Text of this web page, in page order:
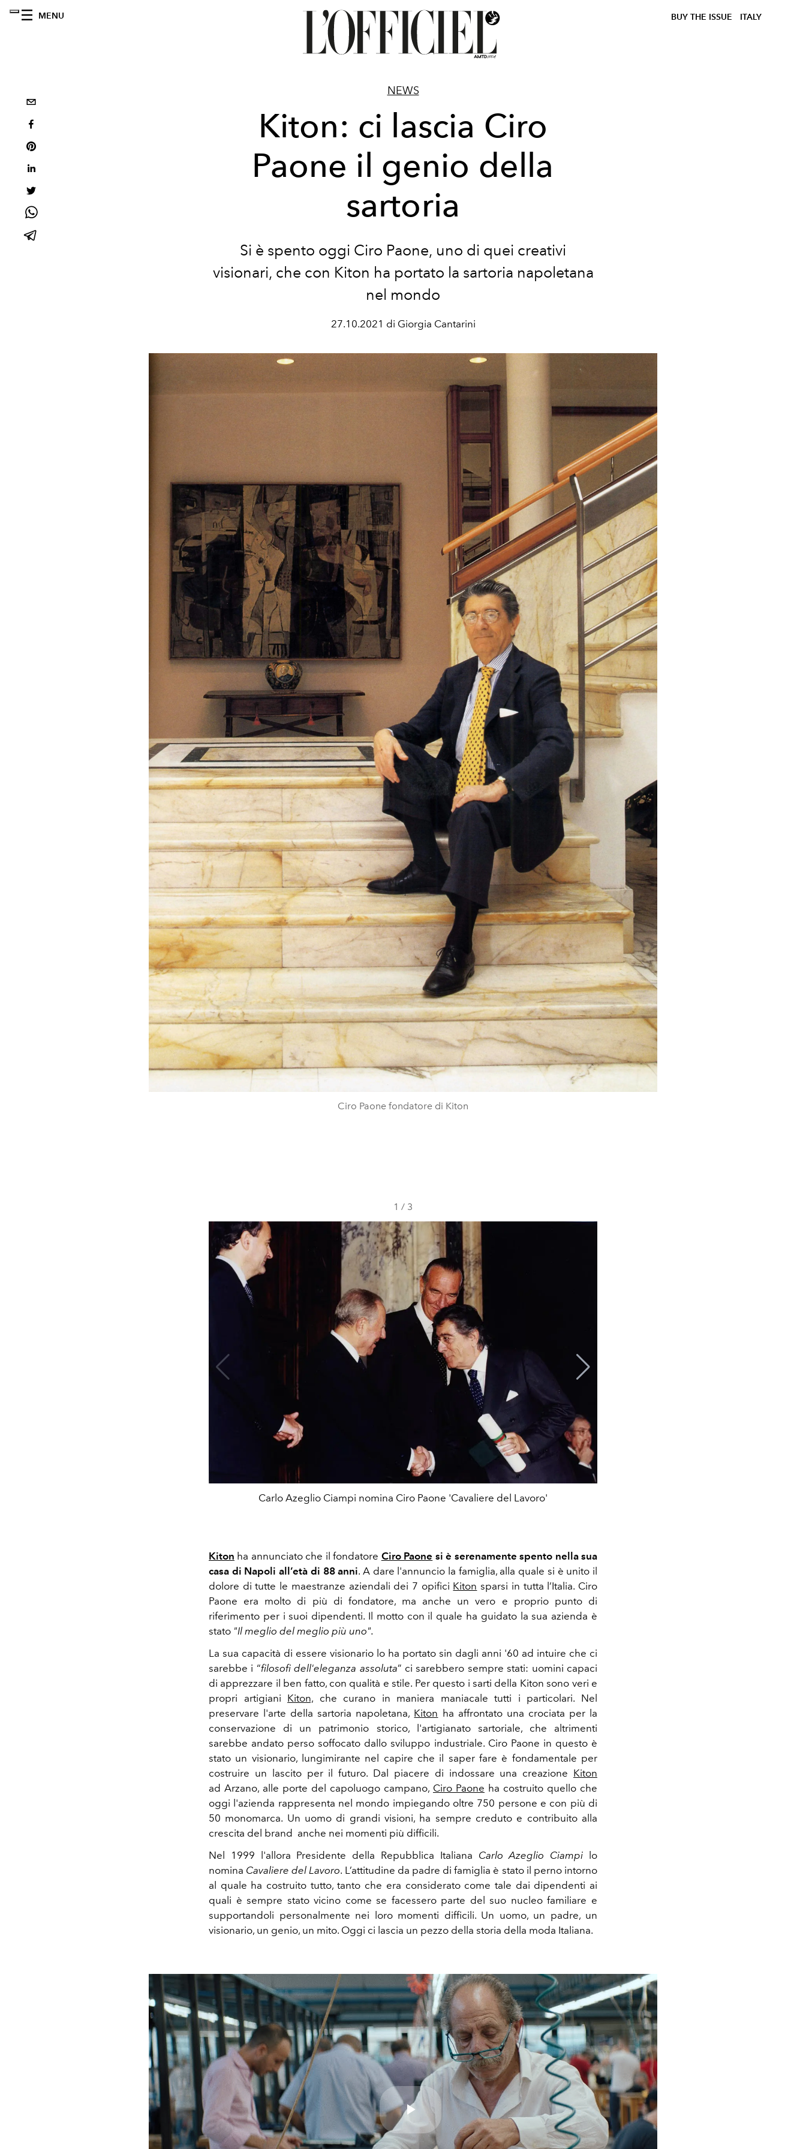
MENU BUY THE ISSUE ITALY
NEWS
Kiton: ci lascia Ciro
Paone il genio della
sartoria
Si è spento oggi Ciro Paone, uno di quei creativi
visionari, che con Kiton ha portato la sartoria napoletana
nel mondo
27.10.2021 di Giorgia Cantarini
Ciro Paone fondatore di Kiton
1 / 3
Carlo Azeglio Ciampi nomina Ciro Paone 'Cavaliere del Lavoro'
Kiton ha annunciato che il fondatore Ciro Paone si è serenamente spento nella sua
casa di Napoli all’età di 88 anni. A dare l'annuncio la famiglia, alla quale si è unito il
dolore di tutte le maestranze aziendali dei 7 opifici Kiton sparsi in tutta l’Italia. Ciro
Paone era molto di più di fondatore, ma anche un vero e proprio punto di
riferimento per i suoi dipendenti. Il motto con il quale ha guidato la sua azienda è
stato "Il meglio del meglio più uno".
La sua capacità di essere visionario lo ha portato sin dagli anni '60 ad intuire che ci
sarebbe i “filosofi dell'eleganza assoluta” ci sarebbero sempre stati: uomini capaci
di apprezzare il ben fatto, con qualità e stile. Per questo i sarti della Kiton sono veri e
propri artigiani Kiton, che curano in maniera maniacale tutti i particolari. Nel
preservare l'arte della sartoria napoletana, Kiton ha affrontato una crociata per la
conservazione di un patrimonio storico, l'artigianato sartoriale, che altrimenti
sarebbe andato perso soffocato dallo sviluppo industriale. Ciro Paone in questo è
stato un visionario, lungimirante nel capire che il saper fare è fondamentale per
costruire un lascito per il futuro. Dal piacere di indossare una creazione Kiton
ad Arzano, alle porte del capoluogo campano, Ciro Paone ha costruito quello che
oggi l'azienda rappresenta nel mondo impiegando oltre 750 persone e con più di
50 monomarca. Un uomo di grandi visioni, ha sempre creduto e contribuito alla
crescita del brand anche nei momenti più difficili.
Nel 1999 l'allora Presidente della Repubblica Italiana Carlo Azeglio Ciampi lo
nomina Cavaliere del Lavoro. L’attitudine da padre di famiglia è stato il perno intorno
al quale ha costruito tutto, tanto che era considerato come tale dai dipendenti ai
quali è sempre stato vicino come se facessero parte del suo nucleo familiare e
supportandoli personalmente nei loro momenti difficili. Un uomo, un padre, un
visionario, un genio, un mito. Oggi ci lascia un pezzo della storia della moda Italiana.
Play